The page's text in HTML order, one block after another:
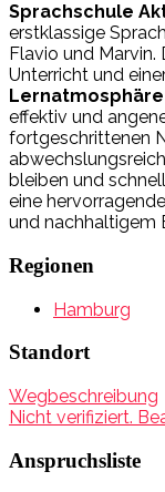
Sprachschule
erstklassige
Flavio und
Unterricht und
Lernatmosphäre
effektiv und
fortgeschrittenen
bleiben und
eine
und nachhaltigem
Regionen
Hamburg
Standort
Wegbeschreibung
Nicht verifiziert.
Anspruchsliste